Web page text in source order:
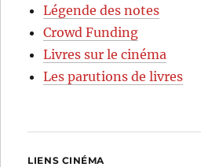
Légende des notes
Crowd Funding
Livres sur le cinéma
Les parutions de livres
LIENS CINÉMA